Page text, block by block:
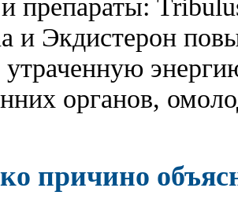
препараты:
и Экдистерон
утраченную
органов,
причино